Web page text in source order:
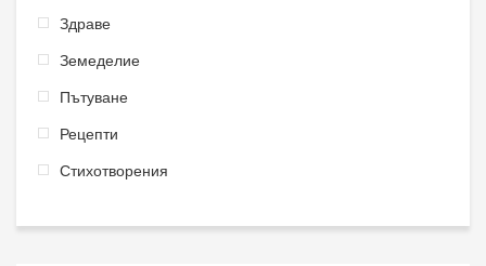
Здраве
Земеделие
Пътуване
Рецепти
Стихотворения